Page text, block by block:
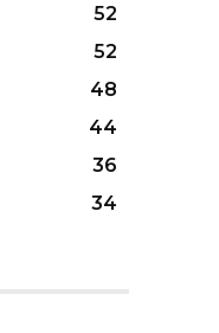
52
52
48
44
36
34